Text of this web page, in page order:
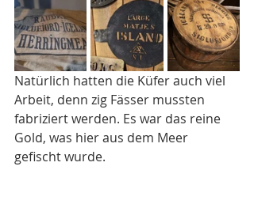
Natürlich hatten die Küfer auch viel
Arbeit, denn zig Fässer mussten
fabriziert werden. Es war das reine
Gold, was hier aus dem Meer
gefischt wurde.